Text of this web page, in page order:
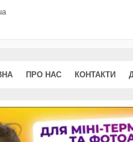
ПРО НАС КОНТАКТИ